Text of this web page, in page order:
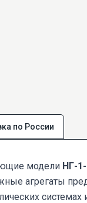
по России
модели НГ-
агрегаты